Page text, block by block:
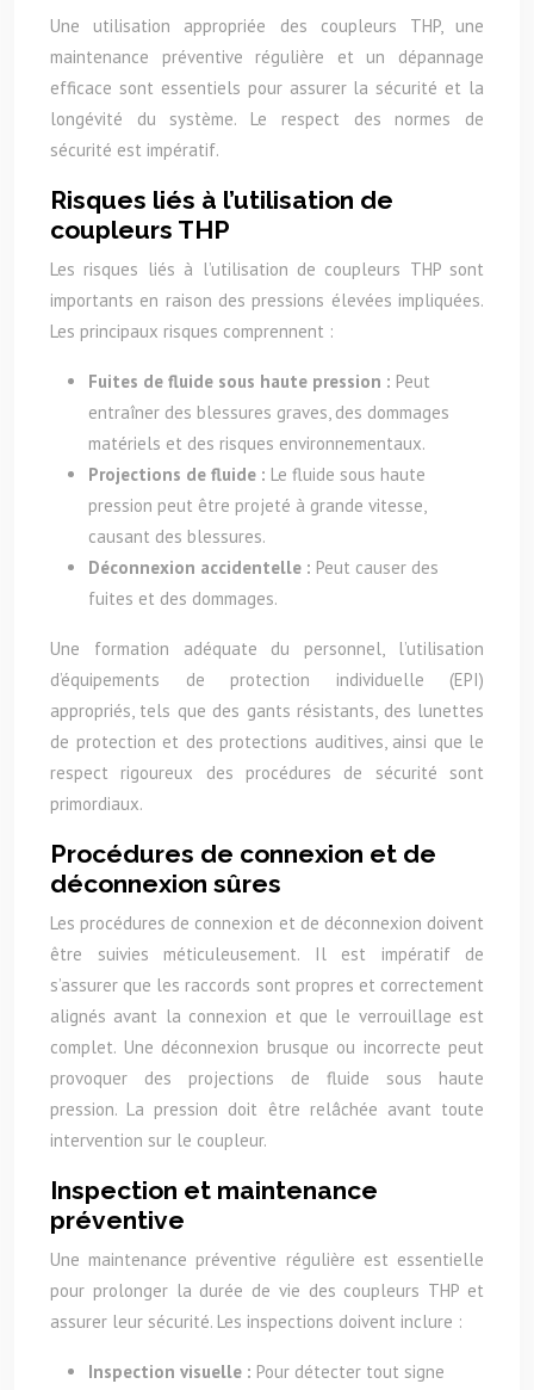
Une utilisation appropriée des coupleurs THP, une
maintenance préventive régulière et un dépannage
efficace sont essentiels pour assurer la sécurité et la
longévité du système. Le respect des normes de
sécurité est impératif.
Risques liés à l’utilisation de
coupleurs THP
Les risques liés à l’utilisation de coupleurs THP sont
importants en raison des pressions élevées impliquées.
Les principaux risques comprennent :
Fuites de fluide sous haute pression : Peut
entraîner des blessures graves, des dommages
matériels et des risques environnementaux.
Projections de fluide : Le fluide sous haute
pression peut être projeté à grande vitesse,
causant des blessures.
Déconnexion accidentelle : Peut causer des
fuites et des dommages.
Une formation adéquate du personnel, l’utilisation
d’équipements de protection individuelle (EPI)
appropriés, tels que des gants résistants, des lunettes
de protection et des protections auditives, ainsi que le
respect rigoureux des procédures de sécurité sont
primordiaux.
Procédures de connexion et de
déconnexion sûres
Les procédures de connexion et de déconnexion doivent
être suivies méticuleusement. Il est impératif de
s’assurer que les raccords sont propres et correctement
alignés avant la connexion et que le verrouillage est
complet. Une déconnexion brusque ou incorrecte peut
provoquer des projections de fluide sous haute
pression. La pression doit être relâchée avant toute
intervention sur le coupleur.
Inspection et maintenance
préventive
Une maintenance préventive régulière est essentielle
pour prolonger la durée de vie des coupleurs THP et
assurer leur sécurité. Les inspections doivent inclure :
Inspection visuelle : Pour détecter tout signe